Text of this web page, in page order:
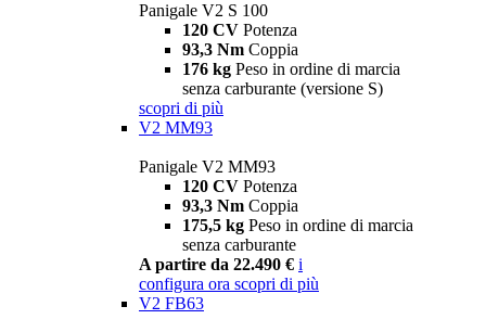
Panigale V2 S 100
120 CV Potenza
93,3 Nm Coppia
176 kg Peso in ordine di marcia
senza carburante (versione S)
scopri di più
V2 MM93
Panigale V2 MM93
120 CV Potenza
93,3 Nm Coppia
175,5 kg Peso in ordine di marcia
senza carburante
A partire da 22.490 € i
configura ora scopri di più
V2 FB63